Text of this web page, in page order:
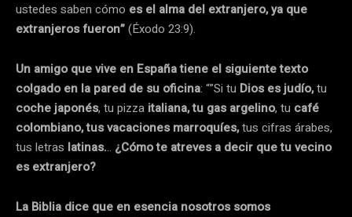
ustedes saben cómo es el alma del extranjero, ya que
extranjeros fueron”(Éxodo 23:9).
Un amigo que vive en España tiene el siguiente texto
colgado en la pared de su oficina: “”Si tu Dios es judío,tu
coche japonés, tu pizza italiana, tu gas argelino, tu café
colombiano, tus vacaciones marroquíes,tus cifras árabes,
tus letras latinas... ¿Cómo te atreves a decir que tu vecino
es extranjero?
La Biblia dice que en esencia nosotros somos